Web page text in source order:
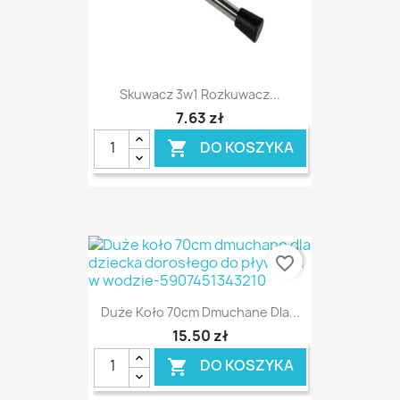
Skuwacz 3w1 Rozkuwacz...
7,63 zł
 DO KOSZYKA
Duże Koło 70cm Dmuchane Dla...
15,50 zł
 DO KOSZYKA
favorite_border